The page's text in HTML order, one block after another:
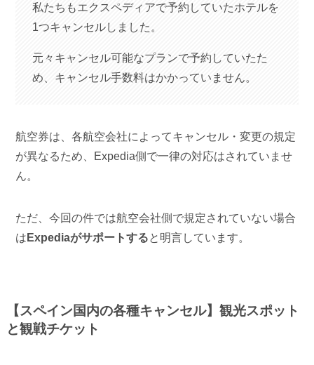
私たちもエクスペディアで予約していたホテルを
1つキャンセルしました。
元々キャンセル可能なプランで予約していたた
め、キャンセル手数料はかかっていません。
航空券は、各航空会社によってキャンセル・変更の規定
が異なるため、Expedia側で一律の対応はされていませ
ん。
ただ、今回の件では航空会社側で規定されていない場合
は Expediaがサポートすると明言しています。
【スペイン国内の各種キャンセル】観光スポット
と観戦チケット